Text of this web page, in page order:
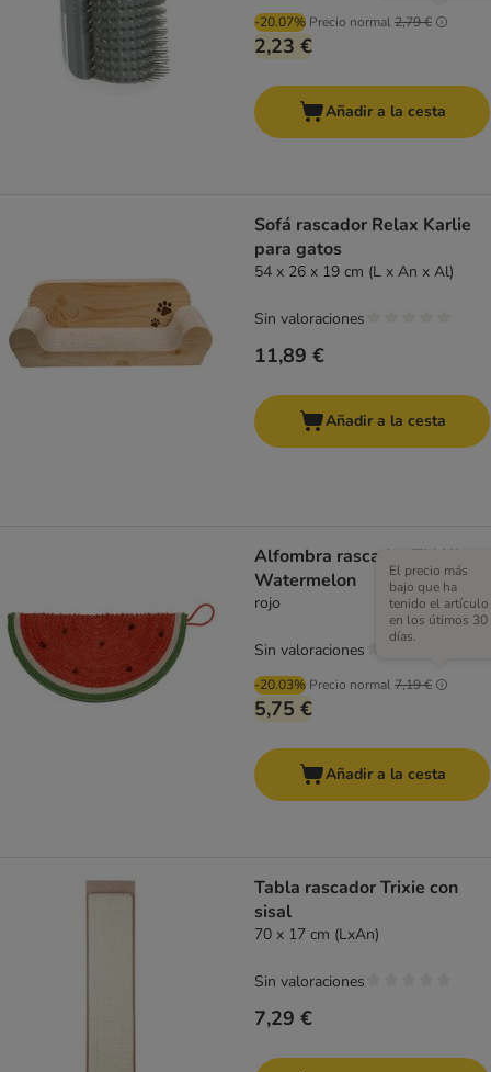
-20.07% Precio normal2,79 €
2,23 €
Añadir a la cesta
Sofá rascador Relax Karlie
para gatos
54 x 26 x 19 cm (L x An x Al)
11,89 €
Sin valoraciones
Añadir a la cesta
Alfombra rascador TIAKI
Watermelon
rojo
-20.03% Precio normal7,19 €
El precio más
bajo que ha
tenido el artículo
en los útimos 30
días.
5,75 €
Sin valoraciones
Añadir a la cesta
Tabla rascador Trixie con
sisal
70 x 17 cm (LxAn)
7,29 €
Sin valoraciones